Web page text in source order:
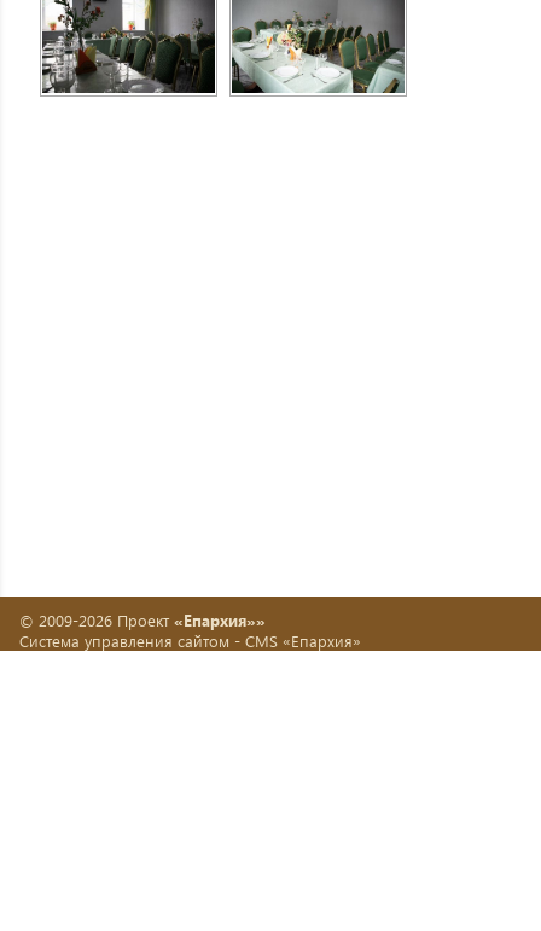
© 2009-2026 Проект «Епархия»»
Система управления сайтом - CMS «Епархия»